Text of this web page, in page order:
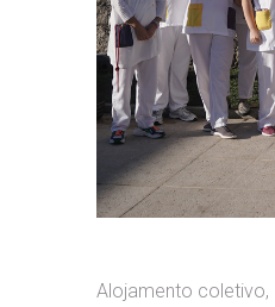
Alojamento coletivo,